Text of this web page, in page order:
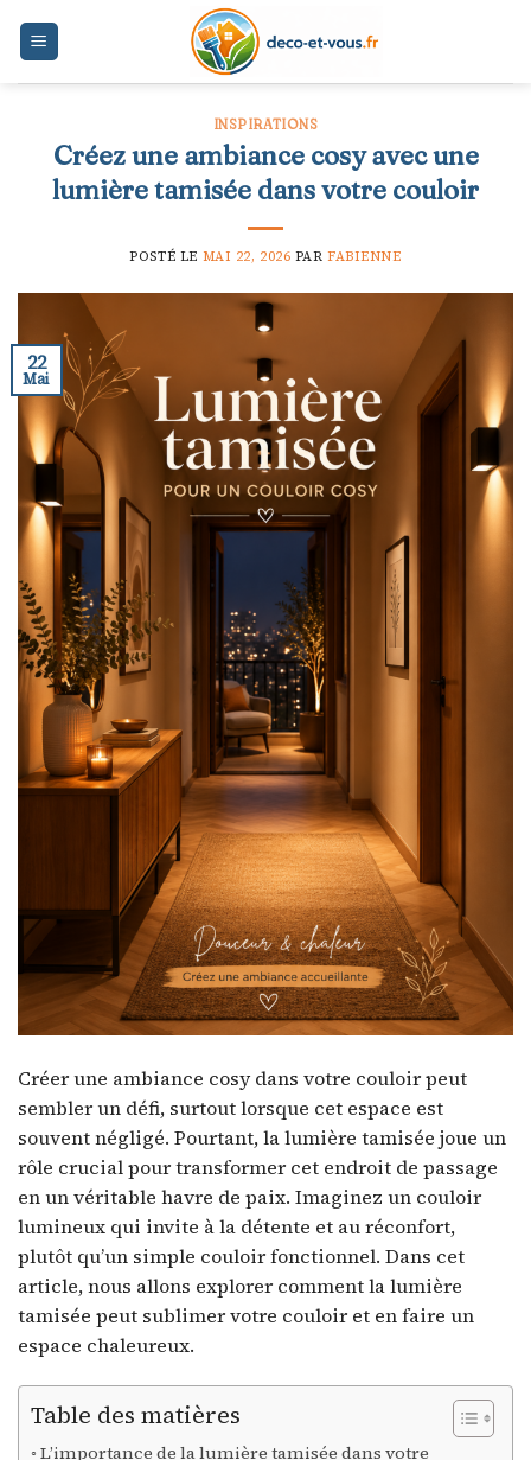
INSPIRATIONS
Créez une ambiance cosy avec une
lumière tamisée dans votre couloir
POSTÉ LE MAI 22, 2026 PARFABIENNE
22
Mai
Créer une ambiance cosy dans votre couloir peut
sembler un défi, surtout lorsque cet espace est
souvent négligé. Pourtant, la lumière tamisée joue un
rôle crucial pour transformer cet endroit de passage
en un véritable havre de paix. Imaginez un couloir
lumineux qui invite à la détente et au réconfort,
plutôt qu’un simple couloir fonctionnel. Dans cet
article, nous allons explorer comment la lumière
tamisée peut sublimer votre couloir et en faire un
espace chaleureux.
Table des matières
L’importance de la lumière tamisée dans votre